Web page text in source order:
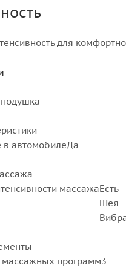
для
в автомобилеДа
массажаЕсть
Шея
массажных программ3